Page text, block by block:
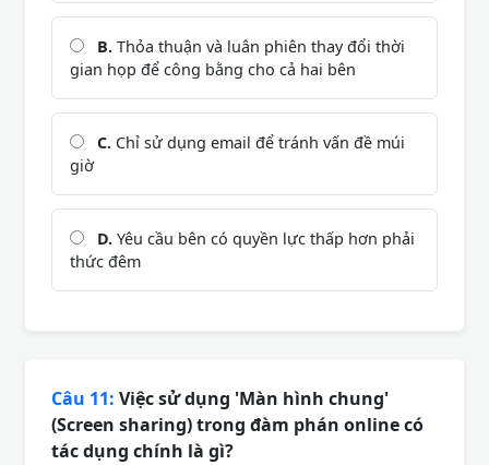
B. Thỏa thuận và luân phiên thay đổi thời
gian họp để công bằng cho cả hai bên
C. Chỉ sử dụng email để tránh vấn đề múi
giờ
D. Yêu cầu bên có quyền lực thấp hơn phải
thức đêm
Câu 11: Việc sử dụng 'Màn hình chung'
(Screen sharing) trong đàm phán online có
tác dụng chính là gì?